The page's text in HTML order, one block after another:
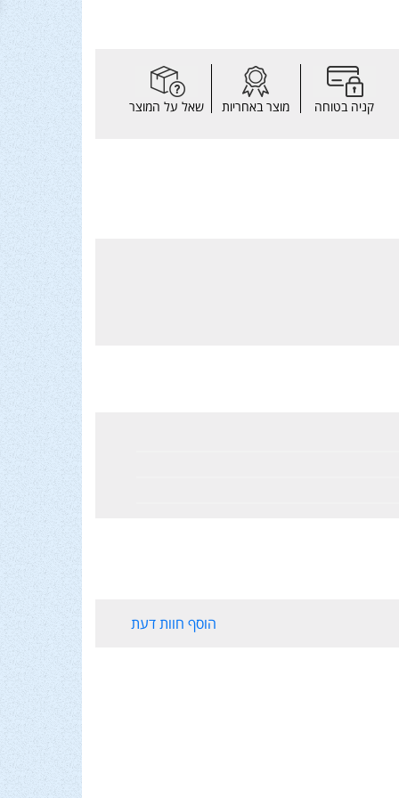
קניה בטוחה מוצר באחריות שאל על המוצר
הוסף חוות דעת